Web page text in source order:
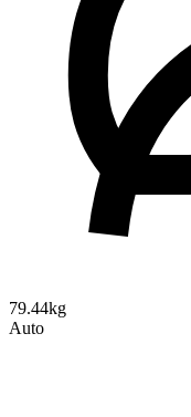
79.44kg
Auto